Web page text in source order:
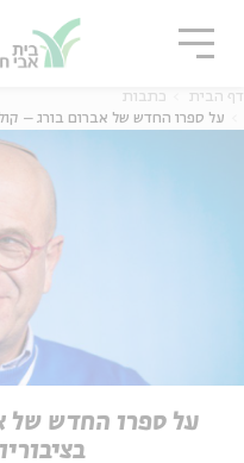
דף הבית
כתבות
על ספרו החדש של אברום בורג –
על ספרו החדש של
סגור